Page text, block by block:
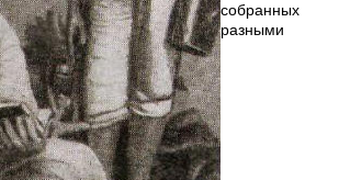
собранных
разными